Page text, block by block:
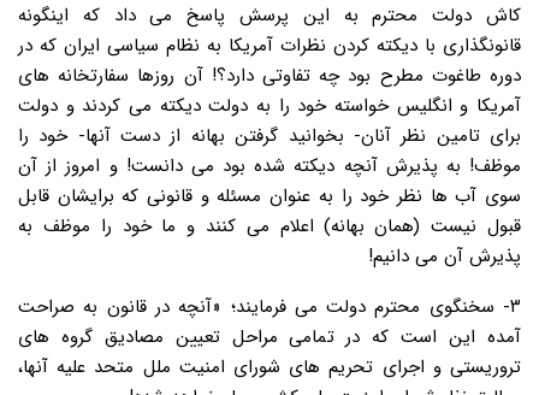
کاش دولت محترم به این پرسش پاسخ می داد که اینگونه
قانونگذاری با دیکته کردن نظرات آمریکا به نظام سیاسی ایران که در
دوره طاغوت مطرح بود چه تفاوتی دارد؟! آن روزها سفارتخانه های
آمریکا و انگلیس خواسته خود را به دولت دیکته می کردند و دولت
برای تامین نظر آنان- بخوانید گرفتن بهانه از دست آنها- خود را
موظف! به پذیرش آنچه دیکته شده بود می دانست! و امروز از آن
سوی آب ها نظر خود را به عنوان مسئله و قانونی که برایشان قابل
قبول نیست (همان بهانه) اعلام می کنند و ما خود را موظف به
پذیرش آن می دانیم!
۳- سخنگوی محترم دولت می فرمایند؛ «آنچه در قانون به صراحت
آمده این است که در تمامی مراحل تعیین مصادیق گروه های
تروریستی و اجرای تحریم های شورای امنیت ملل متحد علیه آنها،